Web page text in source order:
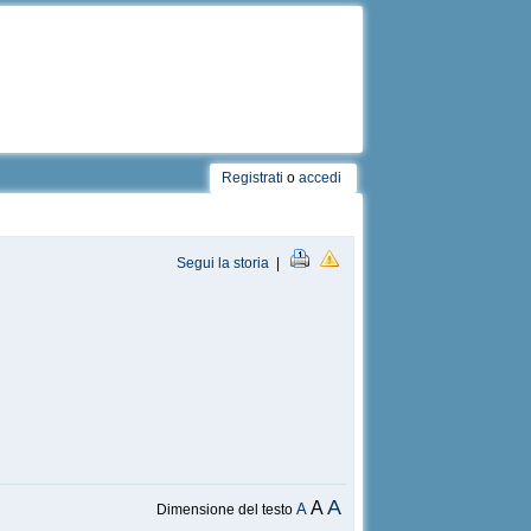
Registrati o accedi
Segui la storia |
Dimensione del testoA AA